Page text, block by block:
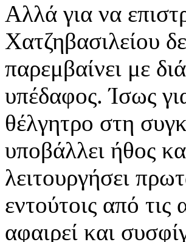
Αλλά για να
Χατζηβασιλείου
παρεμβαίνει με
υπέδαφος. Ίσως
θέλγητρο στη
υποβάλλει ήθος
λειτουργήσει
εντούτοις από
αφαιρεί και